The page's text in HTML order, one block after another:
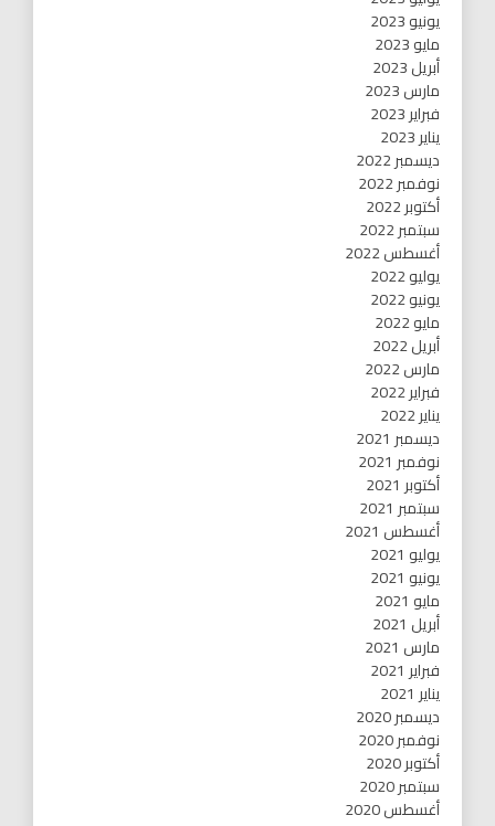
يونيو 2023
مايو 2023
أبريل 2023
مارس 2023
فبراير 2023
يناير 2023
ديسمبر 2022
نوفمبر 2022
أكتوبر 2022
سبتمبر 2022
أغسطس 2022
يوليو 2022
يونيو 2022
مايو 2022
أبريل 2022
مارس 2022
فبراير 2022
يناير 2022
ديسمبر 2021
نوفمبر 2021
أكتوبر 2021
سبتمبر 2021
أغسطس 2021
يوليو 2021
يونيو 2021
مايو 2021
أبريل 2021
مارس 2021
فبراير 2021
يناير 2021
ديسمبر 2020
نوفمبر 2020
أكتوبر 2020
سبتمبر 2020
أغسطس 2020